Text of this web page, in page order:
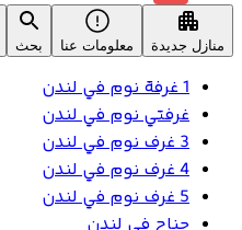
منازل جديدة معلومات عنا بحث
1 غرفة نوم في لندن
غرفتي نوم في لندن
3 غرف نوم في لندن
4 غرف نوم في لندن
5 غرف نوم في لندن